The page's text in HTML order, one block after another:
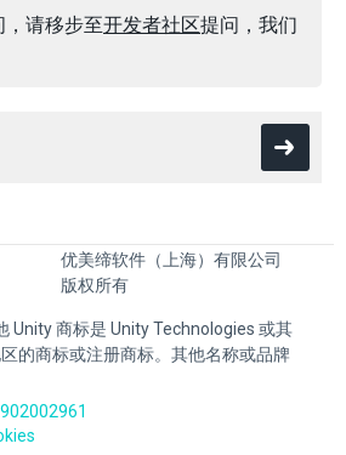
请移步至开发者社区提问，我们
优美缔软件（上海）有限公司
版权所有
Unity 商标是 Unity Technologies 或其
的商标或注册商标。其他名称或品牌